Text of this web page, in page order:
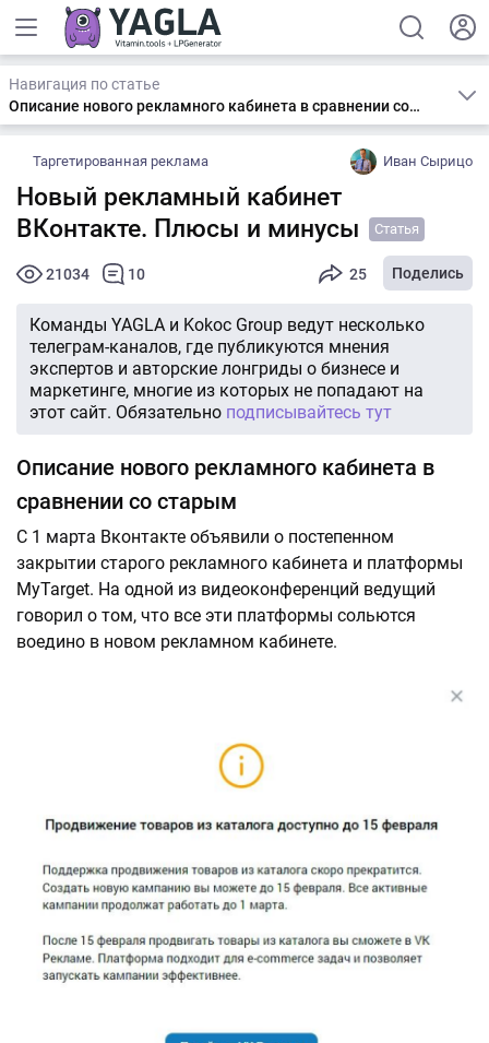
Навигация по статье
Описание нового рекламного кабинета в сравнении со старым
Таргетированная реклама Иван Сырицо
Новый рекламный кабинет
ВКонтакте. Плюсы и минусы
Статья
21034 10 25 Поделись
Команды YAGLA и Kokoc Group ведут несколько
телеграм-каналов, где публикуются мнения
экспертов и авторские лонгриды о бизнесе и
маркетинге, многие из которых не попадают на
этот сайт. Обязательно подписывайтесь тут
Описание нового рекламного кабинета в
сравнении со старым
С 1 марта Вконтакте объявили о постепенном
закрытии старого рекламного кабинета и платформы
MyTarget. На одной из видеоконференций ведущий
говорил о том, что все эти платформы сольются
воедино в новом рекламном кабинете.